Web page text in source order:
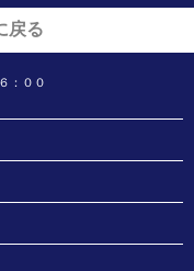
戻る
：００